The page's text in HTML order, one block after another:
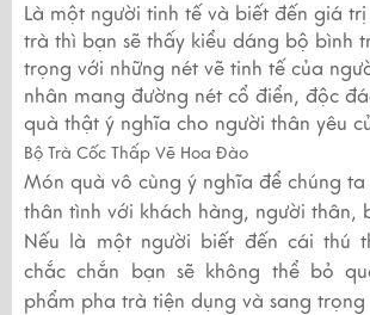
Là một người tinh tế và biết đến giá
trà thì bạn sẽ thấy kiểu dáng bộ bình
trọng với những nét vẽ tinh tế của
nhân mang đường nét cổ điển, độc
quà thật ý nghĩa cho người thân yêu
Bộ Trà Cốc Thấp Vẽ Hoa Đào
Món quà vô cùng ý nghĩa để chúng
thân tình với khách hàng, người thân,
Nếu là một người biết đến cái thú
chắc chắn bạn sẽ không thể bỏ
phẩm pha trà tiện dụng và sang trọng